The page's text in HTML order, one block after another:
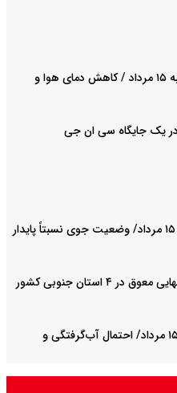
پیش بینی هوای مازندران فردا پنجشنبه ۱۵ مرداد / کاهش دمای هوا و
یک جایگاه سی ان جی
پیش بینی هوای قزوین فردا پنجشنبه ۱۵ مرداد/ وضعیت جوی نسبتاً پایدار
اطلاعیه مهم درباره برگزاری امتحانات نهایی معوق در ۴ استان جنوبی کشور
پیش بینی هوای فارس فردا پنجشنبه ۱۵ مرداد/ احتمال آب‌گرفتگی و